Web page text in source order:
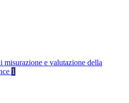
misurazione e valutazione della
1